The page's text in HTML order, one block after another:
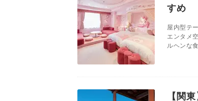
すめ
屋内型テ
エンタメ
ルヘンな
【関